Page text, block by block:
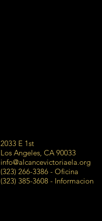
2033 E 1st
Los Angeles, CA 90033
info@alcancevictoriaela.org
(323) 266-3386 - Oficina
(323) 385-3608 - Informacion